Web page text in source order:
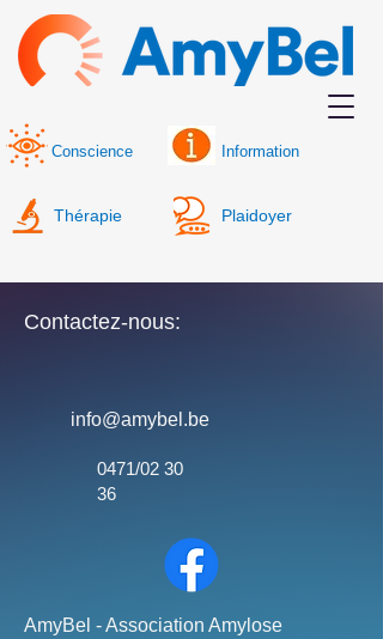
Thérapie Plaidoyer
Conscience Information
Contactez-nous:
info@amybel.be
0471/02 30
36
AmyBel - Association Amylose